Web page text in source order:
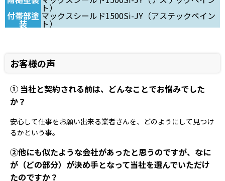
ト）
付帯部塗
装
マックスシールド1500Si-JY（アステックペイン
ト）
お客様の声
① 当社と契約される前は、どんなことでお悩みでした
か？
安心して仕事をお願い出来る業者さんを、どのようにして見つけ
るかという事。
②他にも似たような会社があったと思うのですが、なに
が（どの部分）が決め手となって当社を選んでいただけ
たのですか？